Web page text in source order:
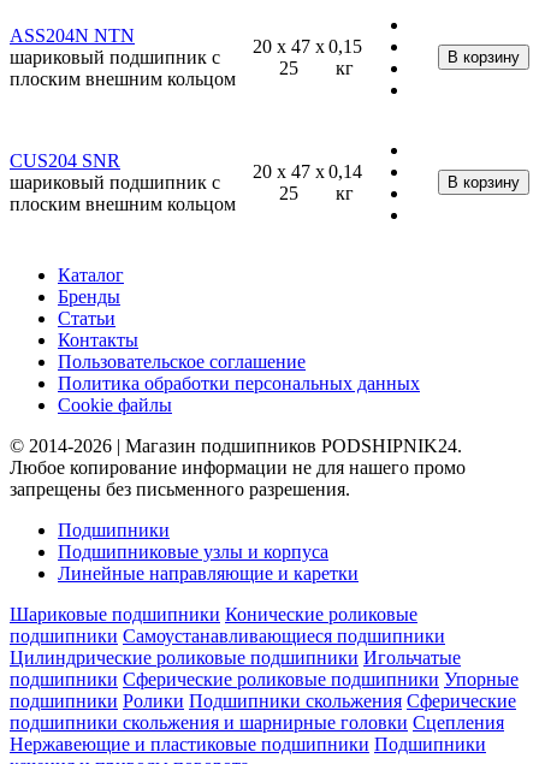
ASS204N NTN
шариковый подшипник с
плоским внешним кольцом
20 x 47 x
25
0,15
кг
CUS204 SNR
шариковый подшипник с
плоским внешним кольцом
20 x 47 x
25
0,14
кг
Каталог
Бренды
Статьи
Контакты
Пользовательское соглашение
Политика обработки персональных данных
Cookie файлы
© 2014-2026 | Магазин подшипников PODSHIPNIK24.
Любое копирование информации не для нашего промо
запрещены без письменного разрешения.
Подшипники
Подшипниковые узлы и корпуса
Линейные направляющие и каретки
Шариковые подшипники Конические роликовые
подшипники Самоустанавливающиеся подшипники
Цилиндрические роликовые подшипники Игольчатые
подшипники Сферические роликовые подшипники Упорные
подшипники Ролики Подшипники скольжения Сферические
подшипники скольжения и шарнирные головки Сцепления
Нержавеющие и пластиковые подшипники Подшипники